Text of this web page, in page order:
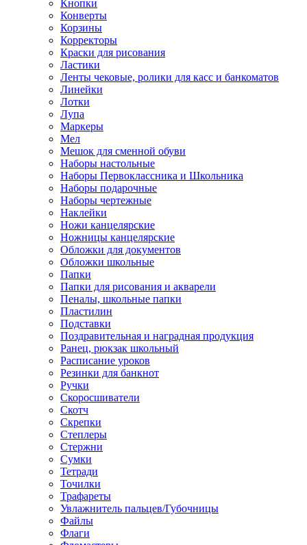
Кнопки
Конверты
Корзины
Корректоры
Краски для рисования
Ластики
Ленты чековые, ролики для касс и банкоматов
Линейки
Лотки
Лупа
Маркеры
Мел
Мешок для сменной обуви
Наборы настольные
Наборы Первоклассника и Школьника
Наборы подарочные
Наборы чертежные
Наклейки
Ножи канцелярские
Ножницы канцелярские
Обложки для документов
Обложки школьные
Папки
Папки для рисования и акварели
Пеналы, школьные папки
Пластилин
Подставки
Поздравительная и наградная продукция
Ранец, рюкзак школьный
Расписание уроков
Резинки для банкнот
Ручки
Скоросшиватели
Скотч
Скрепки
Степлеры
Стержни
Сумки
Тетради
Точилки
Трафареты
Увлажнитель пальцев/Губочницы
Файлы
Флаги